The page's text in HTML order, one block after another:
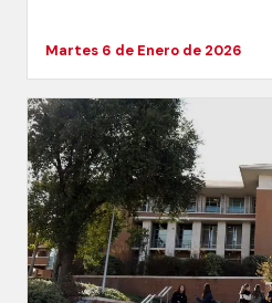
Martes 6 de Enero de 2026